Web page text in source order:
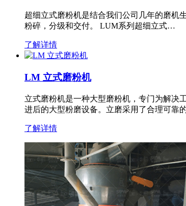
超细立式磨粉机是结合我们公司几年的磨机
粉碎，分级和交付。 LUM系列超细立式…
了解详情
LM 立式磨粉机
立式磨粉机是一种大型磨粉机，专门为解决
进后的大型粉磨设备。立磨采用了合理可靠
了解详情